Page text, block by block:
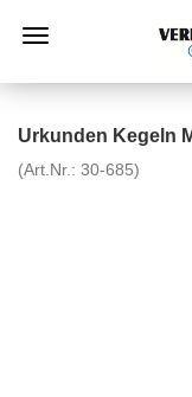
Urkunden Kegeln
(Art.Nr.: 30-685)